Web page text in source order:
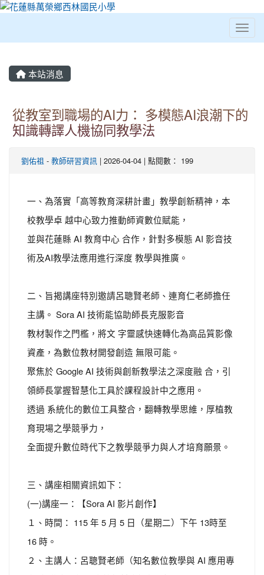
⏸
本站消息
從教室到職場的AI力： 多模態AI浪潮下的
知識轉譯人機協同教學法
劉佑祖 - 教師研習資訊 | 2026-04-04 | 點閱數： 199
一、為落實「高等教育深耕計畫」教學創新精神，本
校教學卓 越中心致力推動師資數位賦能，
並與花蓮縣 AI 教育中心 合作，針對多模態 AI 影音技
術及AI教學法應用進行深度 教學與推廣。
二、旨揭講座特別邀請呂聰賢老師、連育仁老師擔任
主講。 Sora AI 技術能協助師長克服影音
教材製作之門檻，將文 字靈感快速轉化為高品質影像
資產，為數位教材開發創造 無限可能。
聚焦於 Google AI 技術與創新教學法之深度融 合，引
領師長掌握智慧化工具於課程設計中之應用。
透過 系統化的數位工具整合，翻轉教學思維，厚植教
育現場之學競爭力，
全面提升數位時代下之教學競爭力與人才培育願景。
三、講座相關資訊如下：
(一)講座一：【Sora AI 影片創作】
１、時間： 115 年 5 月 5 日（星期二）下午 13時至
16 時。
２、主講人：呂聰賢老師（知名數位教學與 AI 應用專